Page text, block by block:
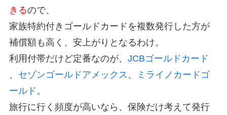
きるので、
家族特約付きゴールドカードを複数発行した方が
補償額も高く、安上がりとなるわけ。
利用付帯だけど定番なのが、 JCBゴールドカード
、 セゾンゴールドアメックス 、
ミライノカードゴ
ールド。
旅行に行く頻度が高いなら、保険だけ考えて発行